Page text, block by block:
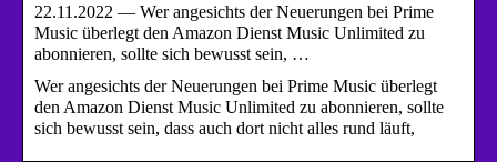
22.11.2022 — Wer angesichts der Neuerungen bei Prime
Music überlegt den Amazon Dienst Music Unlimited zu
abonnieren, sollte sich bewusst sein, …
Wer angesichts der Neuerungen bei Prime Music überlegt
den Amazon Dienst Music Unlimited zu abonnieren, sollte
sich bewusst sein, dass auch dort nicht alles rund läuft,